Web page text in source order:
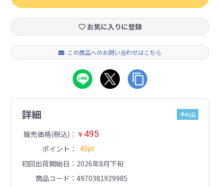
お気に入りに登録
この商品へのお問い合わせはこちら
詳細 予約品
販売価格(税込) ￥ 495
ポイント 45pt
初回出荷開始日
2026年8月下旬
商品コード
4970381929985